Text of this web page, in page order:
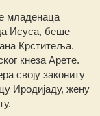
младенаца
Исуса, беше
Крститеља.
кнеза Арете.
своју закониту
Иродијаду, жену